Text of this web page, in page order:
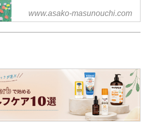
www.asako-masunouchi.com